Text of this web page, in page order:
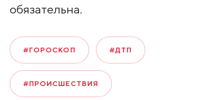
обязательна.
#ГОРОСКОП #ДТП
#ПРОИСШЕСТВИЯ